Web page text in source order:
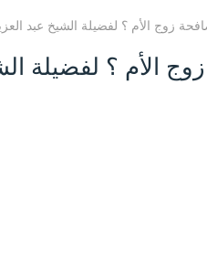
زوج الأم ؟ لفضيلة الشيخ عبد
الأم ؟ لفضيلة